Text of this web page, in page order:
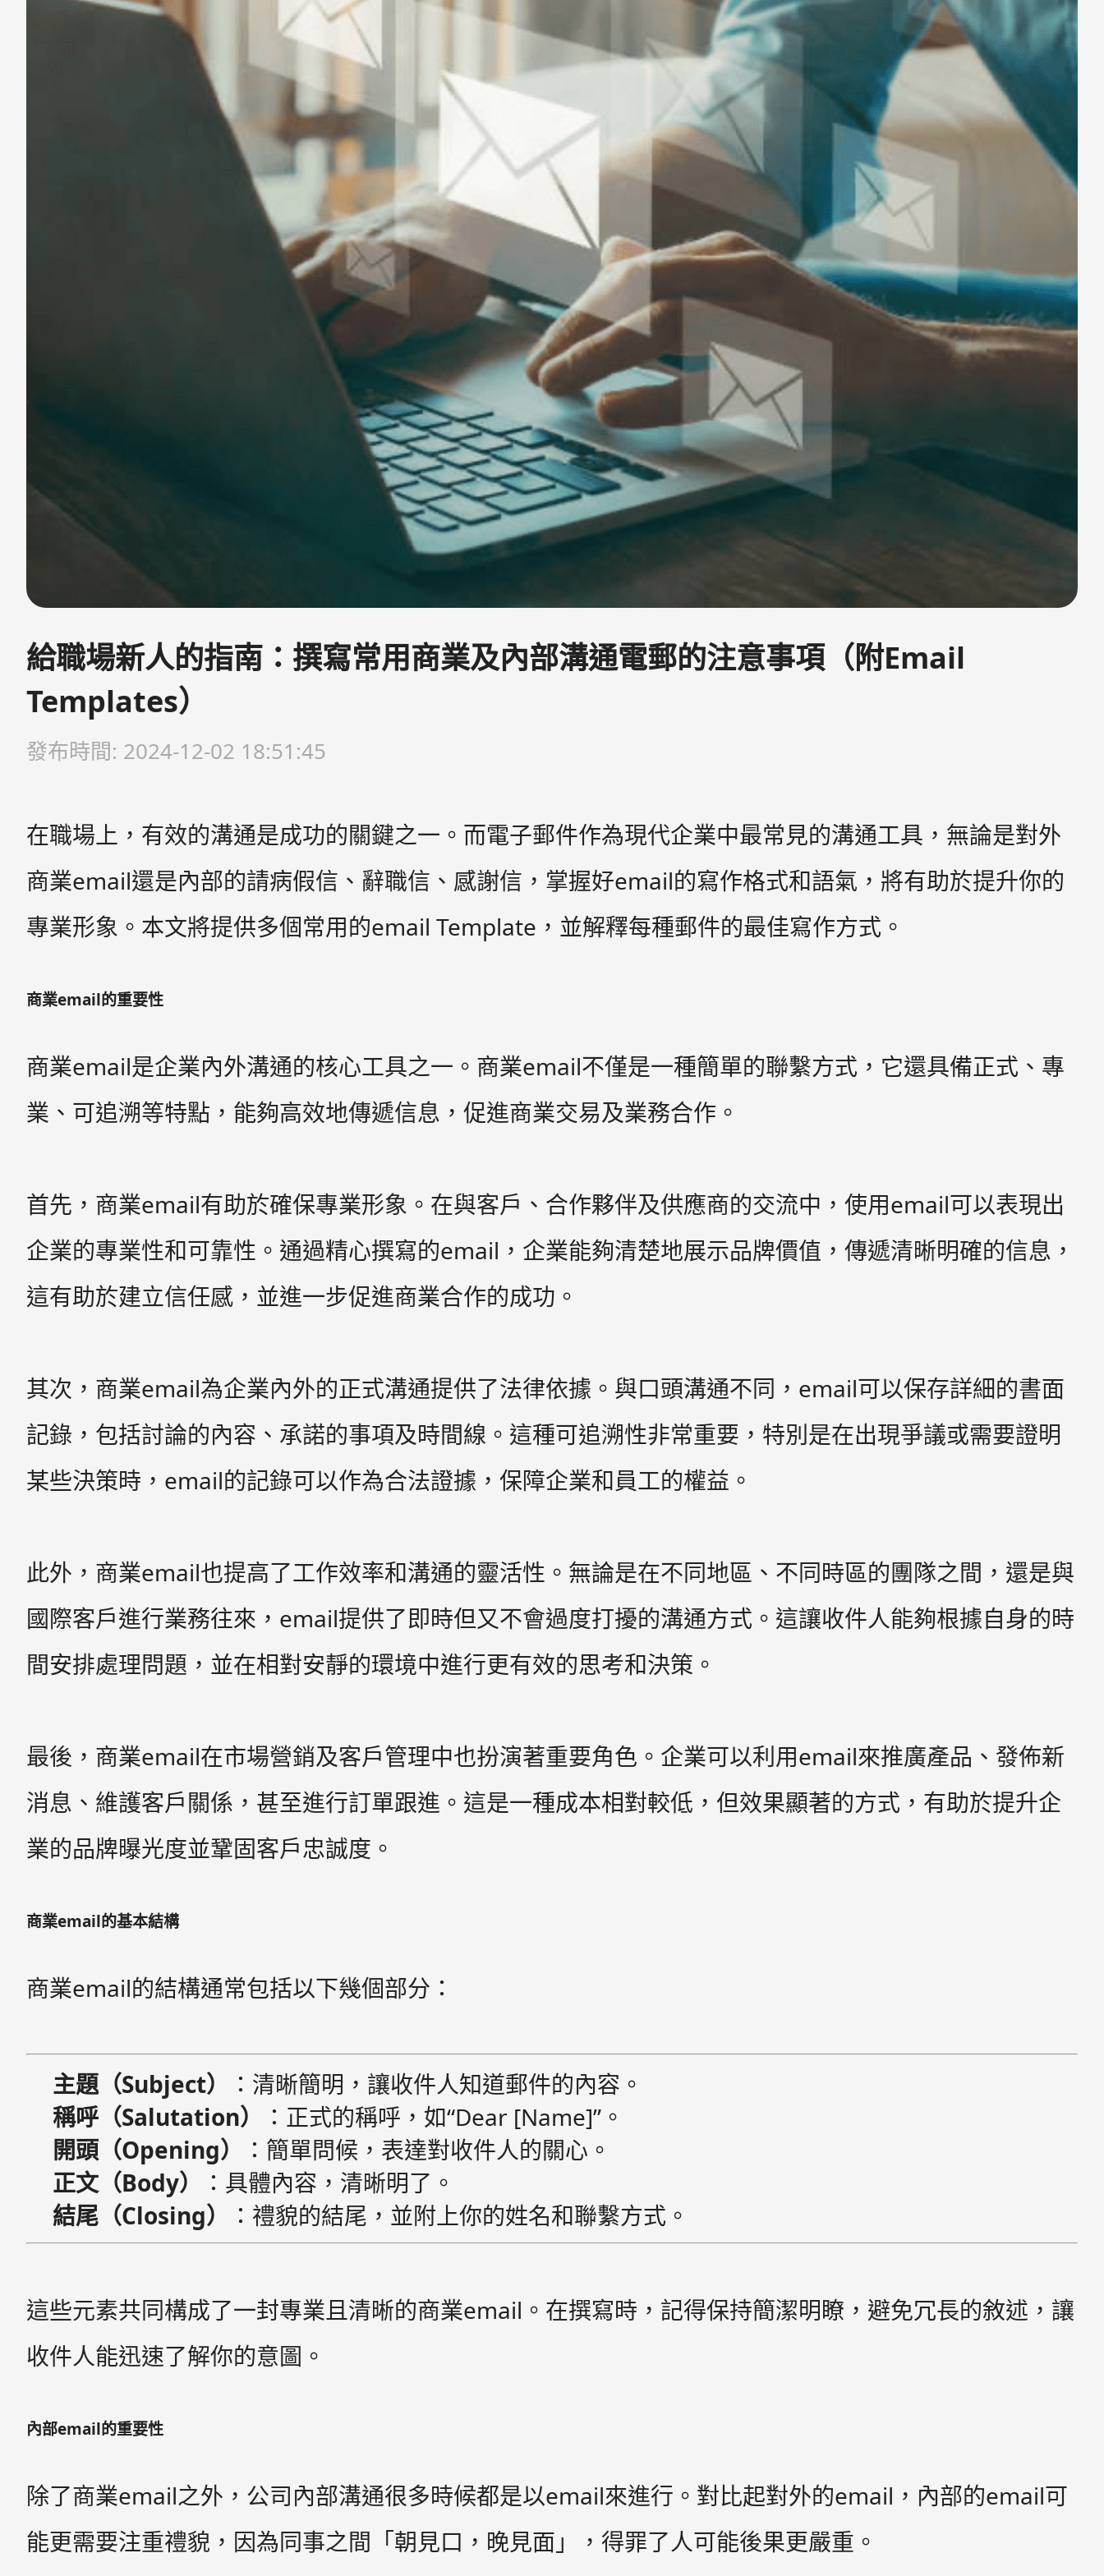
給職場新人的指南：撰寫常用商業及內部溝通電郵的注意事項（附Email
Templates）
發布時間: 2024-12-02 18:51:45
在職場上，有效的溝通是成功的關鍵之一。而電子郵件作為現代企業中最常見的溝通工具，無論是對外
商業email還是內部的請病假信、辭職信、感謝信，掌握好email的寫作格式和語氣，將有助於提升你的
專業形象。本文將提供多個常用的email Template，並解釋每種郵件的最佳寫作方式。
商業email的重要性
商業email是企業內外溝通的核心工具之一。商業email不僅是一種簡單的聯繫方式，它還具備正式、專
業、可追溯等特點，能夠高效地傳遞信息，促進商業交易及業務合作。
首先，商業email有助於確保專業形象。在與客戶、合作夥伴及供應商的交流中，使用email可以表現出
企業的專業性和可靠性。通過精心撰寫的email，企業能夠清楚地展示品牌價值，傳遞清晰明確的信息，
這有助於建立信任感，並進一步促進商業合作的成功。
其次，商業email為企業內外的正式溝通提供了法律依據。與口頭溝通不同，email可以保存詳細的書面
記錄，包括討論的內容、承諾的事項及時間線。這種可追溯性非常重要，特別是在出現爭議或需要證明
某些決策時，email的記錄可以作為合法證據，保障企業和員工的權益。
此外，商業email也提高了工作效率和溝通的靈活性。無論是在不同地區、不同時區的團隊之間，還是與
國際客戶進行業務往來，email提供了即時但又不會過度打擾的溝通方式。這讓收件人能夠根據自身的時
間安排處理問題，並在相對安靜的環境中進行更有效的思考和決策。
最後，商業email在市場營銷及客戶管理中也扮演著重要角色。企業可以利用email來推廣產品、發佈新
消息、維護客戶關係，甚至進行訂單跟進。這是一種成本相對較低，但效果顯著的方式，有助於提升企
業的品牌曝光度並鞏固客戶忠誠度。
商業email的基本結構
商業email的結構通常包括以下幾個部分：
主題（Subject）
：清晰簡明，讓收件人知道郵件的內容。
稱呼（Salutation）
：正式的稱呼，如“Dear [Name]”。
開頭（Opening）
：簡單問候，表達對收件人的關心。
正文（Body）
：具體內容，清晰明了。
結尾（Closing）
：禮貌的結尾，並附上你的姓名和聯繫方式。
這些元素共同構成了一封專業且清晰的商業email。在撰寫時，記得保持簡潔明瞭，避免冗長的敘述，讓
收件人能迅速了解你的意圖。
內部email的重要性
除了商業email之外，公司內部溝通很多時候都是以email來進行。對比起對外的email，內部的email可
能更需要注重禮貌，因為同事之間「朝見口，晚見面」，得罪了人可能後果更嚴重。